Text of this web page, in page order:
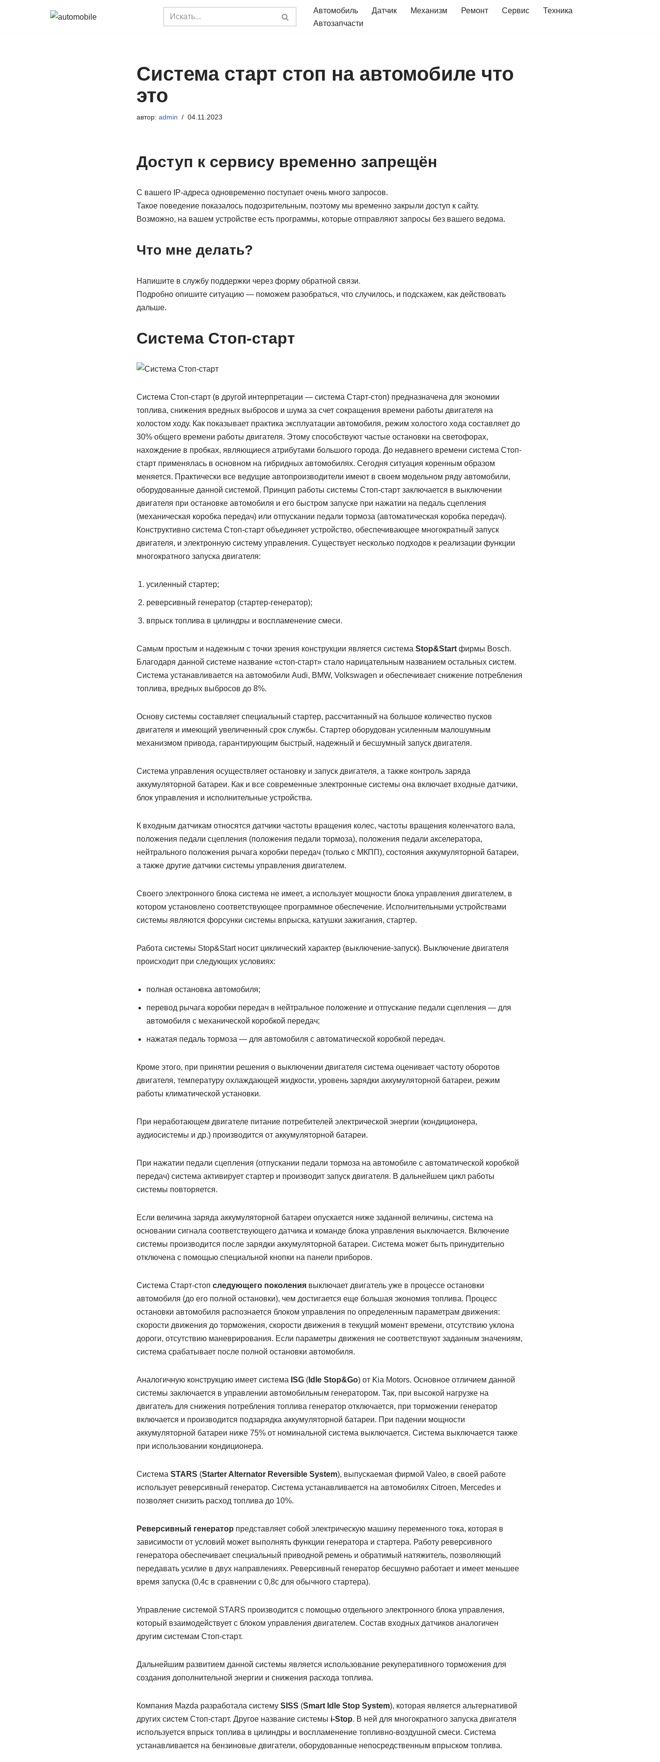
Автомобиль Датчик Механизм Ремонт Сервис
Техника
Автозапчасти
Система старт стоп на автомобиле что
это
автор: admin 04.11.2023
Доступ к сервису временно запрещён
С вашего IP-адреса одновременно поступает очень много запросов.
Такое поведение показалось подозрительным, поэтому мы временно закрыли доступ к сайту.
Возможно, на вашем устройстве есть программы, которые отправляют запросы без вашего ведома.
Что мне делать?
Напишите в службу поддержки через форму обратной связи.
Подробно опишите ситуацию — поможем разобраться, что случилось, и подскажем, как действовать
дальше.
Система Стоп-старт
Система Стоп-старт (в другой интерпретации — система Старт-стоп) предназначена для экономии
топлива, снижения вредных выбросов и шума за счет сокращения времени работы двигателя на
холостом ходу. Как показывает практика эксплуатации автомобиля, режим холостого хода составляет до
30% общего времени работы двигателя. Этому способствуют частые остановки на светофорах,
нахождение в пробках, являющиеся атрибутами большого города. До недавнего времени система Стоп-
старт применялась в основном на гибридных автомобилях. Сегодня ситуация коренным образом
меняется. Практически все ведущие автопроизводители имеют в своем модельном ряду автомобили,
оборудованные данной системой. Принцип работы системы Стоп-старт заключается в выключении
двигателя при остановке автомобиля и его быстром запуске при нажатии на педаль сцепления
(механическая коробка передач) или отпускании педали тормоза (автоматическая коробка передач).
Конструктивно система Стоп-старт объединяет устройство, обеспечивающее многократный запуск
двигателя, и электронную систему управления. Существует несколько подходов к реализации функции
многократного запуска двигателя:
усиленный стартер;
реверсивный генератор (стартер-генератор);
впрыск топлива в цилиндры и воспламенение смеси.
Самым простым и надежным с точки зрения конструкции является система Stop&Startфирмы Bosch.
Благодаря данной системе название «стоп-старт» стало нарицательным названием остальных систем.
Система устанавливается на автомобили Audi, BMW, Volkswagen и обеспечивает снижение потребления
топлива, вредных выбросов до 8%.
Основу системы составляет специальный стартер, рассчитанный на большое количество пусков
двигателя и имеющий увеличенный срок службы. Стартер оборудован усиленным малошумным
механизмом привода, гарантирующим быстрый, надежный и бесшумный запуск двигателя.
Система управления осуществляет остановку и запуск двигателя, а также контроль заряда
аккумуляторной батареи. Как и все современные электронные системы она включает входные датчики,
блок управления и исполнительные устройства.
К входным датчикам относятся датчики частоты вращения колес, частоты вращения коленчатого вала,
положения педали сцепления (положения педали тормоза), положения педали акселератора,
нейтрального положения рычага коробки передач (только с МКПП), состояния аккумуляторной батареи,
а также другие датчики системы управления двигателем.
Своего электронного блока система не имеет, а использует мощности блока управления двигателем, в
котором установлено соответствующее программное обеспечение. Исполнительными устройствами
системы являются форсунки системы впрыска, катушки зажигания, стартер.
Работа системы Stop&Start носит циклический характер (выключение-запуск). Выключение двигателя
происходит при следующих условиях:
полная остановка автомобиля;
перевод рычага коробки передач в нейтральное положение и отпускание педали сцепления — для
автомобиля с механической коробкой передач;
нажатая педаль тормоза — для автомобиля с автоматической коробкой передач.
Кроме этого, при принятии решения о выключении двигателя система оценивает частоту оборотов
двигателя, температуру охлаждающей жидкости, уровень зарядки аккумуляторной батареи, режим
работы климатической установки.
При неработающем двигателе питание потребителей электрической энергии (кондиционера,
аудиосистемы и др.) производится от аккумуляторной батареи.
При нажатии педали сцепления (отпускании педали тормоза на автомобиле с автоматической коробкой
передач) система активирует стартер и производит запуск двигателя. В дальнейшем цикл работы
системы повторяется.
Если величина заряда аккумуляторной батареи опускается ниже заданной величины, система на
основании сигнала соответствующего датчика и команде блока управления выключается. Включение
системы производится после зарядки аккумуляторной батареи. Система может быть принудительно
отключена с помощью специальной кнопки на панели приборов.
Система Старт-стоп следующего поколениявыключает двигатель уже в процессе остановки
автомобиля (до его полной остановки), чем достигается еще большая экономия топлива. Процесс
остановки автомобиля распознается блоком управления по определенным параметрам движения:
скорости движения до торможения, скорости движения в текущий момент времени, отсутствию уклона
дороги, отсутствию маневрирования. Если параметры движения не соответствуют заданным значениям,
система срабатывает после полной остановки автомобиля.
Аналогичную конструкцию имеет система ISG(Idle Stop&Go) от Kia Motors. Основное отличием данной
системы заключается в управлении автомобильным генератором. Так, при высокой нагрузке на
двигатель для снижения потребления топлива генератор отключается, при торможении генератор
включается и производится подзарядка аккумуляторной батареи. При падении мощности
аккумуляторной батареи ниже 75% от номинальной система выключается. Система выключается также
при использовании кондиционера.
Система STARS (Starter Alternator Reversible System), выпускаемая фирмой Valeo, в своей работе
использует реверсивный генератор. Система устанавливается на автомобилях Citroen, Mercedes и
позволяет снизить расход топлива до 10%.
Реверсивный генератор представляет собой электрическую машину переменного тока, которая в
зависимости от условий может выполнять функции генератора и стартера. Работу реверсивного
генератора обеспечивает специальный приводной ремень и обратимый натяжитель, позволяющий
передавать усилие в двух направлениях. Реверсивный генератор бесшумно работает и имеет меньшее
время запуска (0,4с в сравнении с 0,8с для обычного стартера).
Управление системой STARS производится с помощью отдельного электронного блока управления,
который взаимодействует с блоком управления двигателем. Состав входных датчиков аналогичен
другим системам Стоп-старт.
Дальнейшим развитием данной системы является использование рекуперативного торможения для
создания дополнительной энергии и снижения расхода топлива.
Компания Mazda разработала систему SISS (Smart Idle Stop System), которая является альтернативой
других систем Стоп-старт. Другое название системы i-Stop. В ней для многократного запуска двигателя
используется впрыск топлива в цилиндры и воспламенение топливно-воздушной смеси. Система
устанавливается на бензиновые двигатели, оборудованные непосредственным впрыском топлива.